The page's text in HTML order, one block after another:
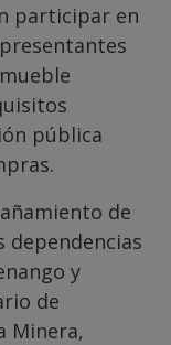
participar en
pública
de
dependencias
y
de
Minera,